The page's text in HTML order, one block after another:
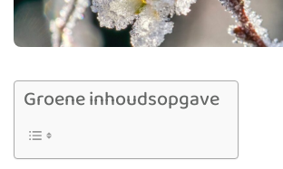
Groene inhoudsopgave